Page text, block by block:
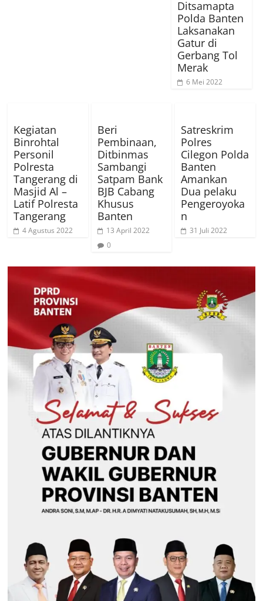
Ditsamapta
Polda Banten
Laksanakan
Gatur di
Gerbang Tol
Merak
6 Mei 2022
Kegiatan
Binrohtal
Personil
Polresta
Tangerang di
Masjid Al –
Latif Polresta
Tangerang
4 Agustus 2022
Beri
Pembinaan,
Ditbinmas
Sambangi
Satpam Bank
BJB Cabang
Khusus
Banten
13 April 2022
0
Satreskrim
Polres
Cilegon Polda
Banten
Amankan
Dua pelaku
Pengeroyoka
n
31 Juli 2022